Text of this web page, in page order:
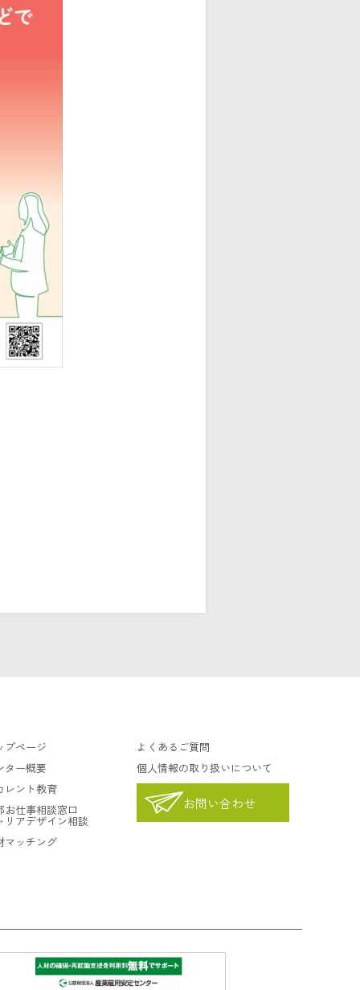
プページ
ター概要
レント教育
お仕事相談窓口
リアデザイン相談
マッチング
よくあるご質問
個人情報の取り扱いについて
お問い合わせ